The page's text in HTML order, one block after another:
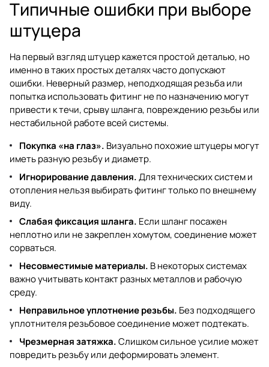
Типичные ошибки при выборе
штуцера
На первый взгляд штуцер кажется простой деталью, но
именно в таких простых деталях часто допускают
ошибки. Неверный размер, неподходящая резьба или
попытка использовать фитинг не по назначению могут
привести к течи, срыву шланга, повреждению резьбы или
нестабильной работе всей системы.
Покупка «на глаз». Визуально похожие штуцеры могут
иметь разную резьбу и диаметр.
Игнорирование давления.Для технических систем и
отопления нельзя выбирать фитинг только по внешнему
виду.
Слабая фиксация шланга. Если шланг посажен
неплотно или не закреплен хомутом, соединение может
сорваться.
Несовместимые материалы. В некоторых системах
важно учитывать контакт разных металлов и рабочую
среду.
Неправильное уплотнение резьбы. Без подходящего
уплотнителя резьбовое соединение может подтекать.
Чрезмерная затяжка.Слишком сильное усилие может
повредить резьбу или деформировать элемент.